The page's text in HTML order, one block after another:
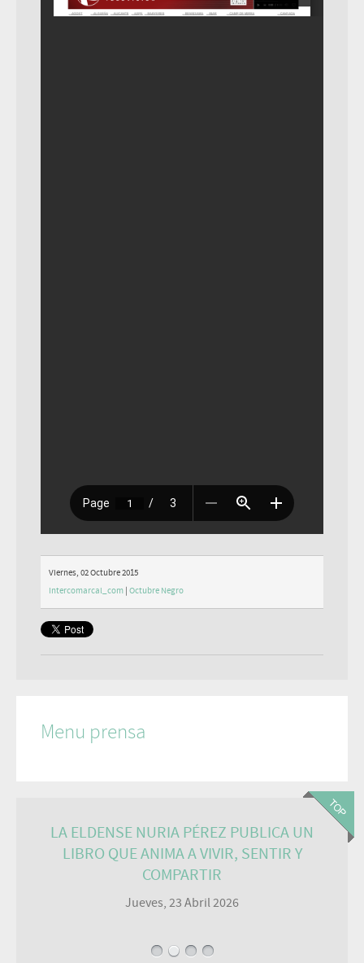
Viernes, 02 Octubre 2015
Intercomarcal_com | Octubre Negro
Menu prensa
LA ELDENSE NURIA PÉREZ PUBLICA UN
LIBRO QUE ANIMA A VIVIR, SENTIR Y
COMPARTIR
Jueves, 23 Abril 2026